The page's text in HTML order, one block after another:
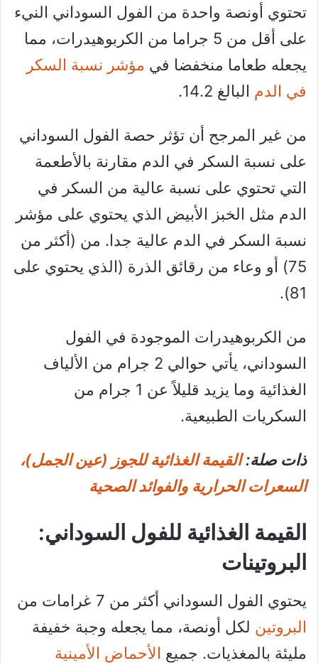
تحتوي أونصة واحدة من الفول السوداني النيء
على أقل من 5 جراما من الكربوهيدرات، مما
يجعله طعاما منخفضا في مؤشر نسبة السكر
في الدم البالغ 14.2.
من غير المرجح أن تؤثر حصة الفول السوداني
على نسبة السكر في الدم مقارنة بالأطعمة
التي تحتوي على نسبة عالية من السكر في
الدم مثل الخبز الأبيض الذي يحتوي على مؤشر
نسبة السكر في الدم عالية جدا. من (أكثر من
75) أو وعاء من رقائق الذرة (الذي يحتوي على
81).
من الكربوهيدرات الموجودة في الفول
السوداني، يأتي حوالي 2 جرام من الألياف
الغذائية وما يزيد قليلاً عن 1 جرام من
السكريات الطبيعية.
ذات صلة: القيمة الغذائية للجوز (عين الجمل)،
السعرات الحرارية والفوائد الصحية
القيمة الغذائية للفول السوداني:
البروتينات
يحتوي الفول السوداني أكثر من 7 غرامات من
البروتين لكل أونصة، مما يجعله وجبة خفيفة
مليئة بالمغذيات. جميع الأحماض الأمينية